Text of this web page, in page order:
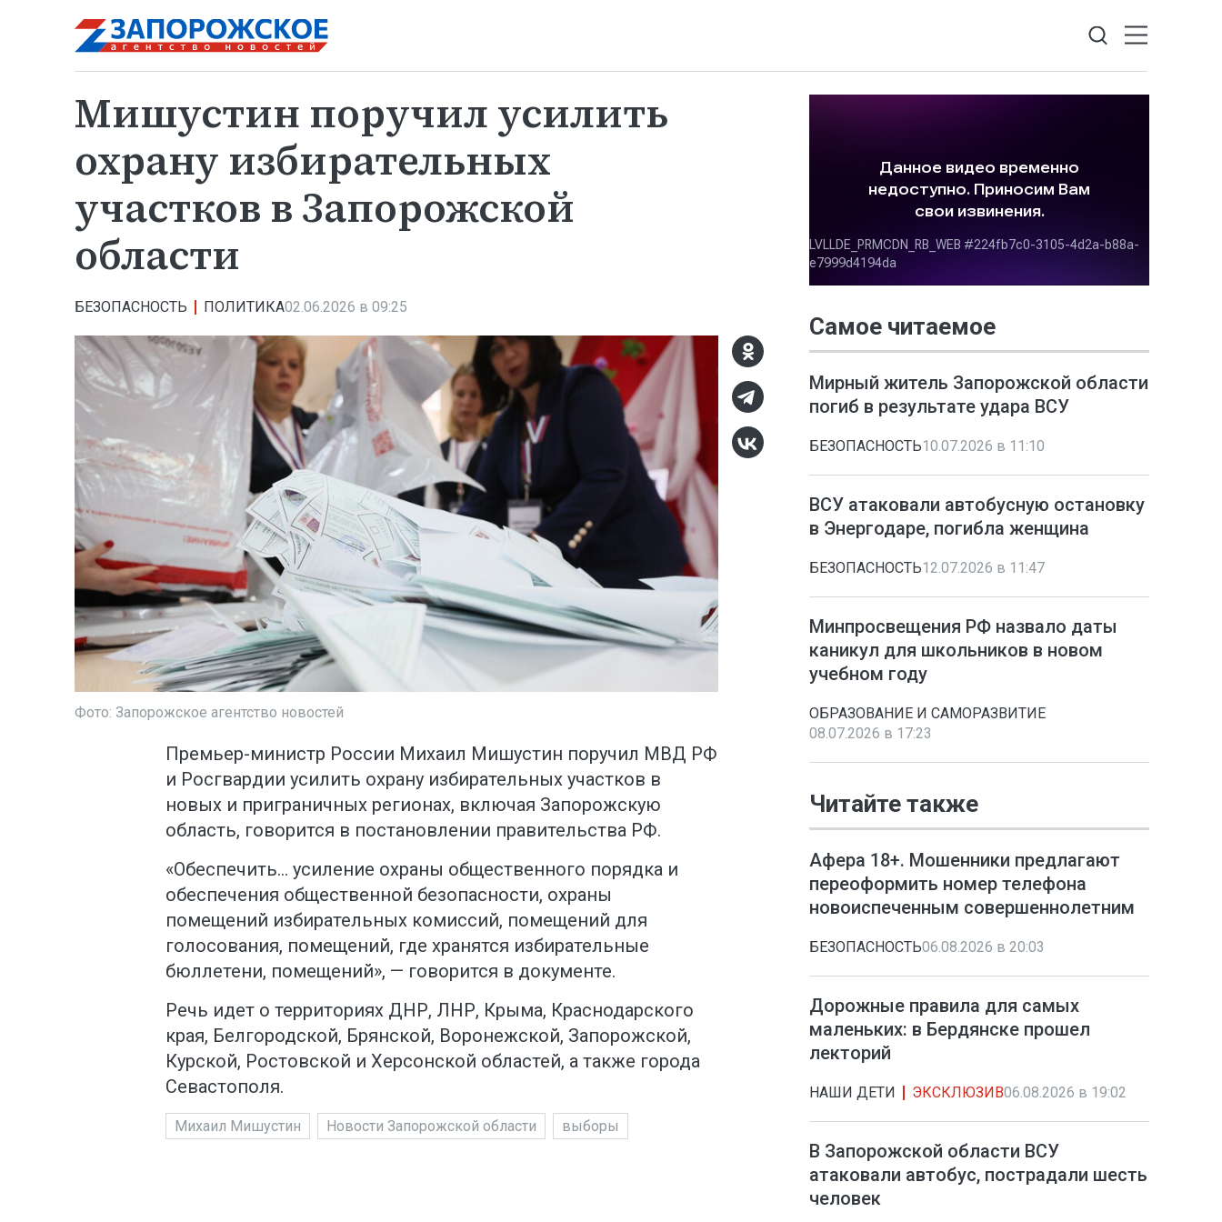
Мишустин поручил усилить
охрану избирательных
участков в Запорожской
области
БЕЗОПАСНОСТЬ ПОЛИТИКА02.06.2026 в 09:25
Фото: Запорожское агентство новостей
Премьер-министр России Михаил Мишустин поручил МВД РФ
и Росгвардии усилить охрану избирательных участков в
новых и приграничных регионах, включая Запорожскую
область, говорится в постановлении правительства РФ.
«Обеспечить… усиление охраны общественного порядка и
обеспечения общественной безопасности, охраны
помещений избирательных комиссий, помещений для
голосования, помещений, где хранятся избирательные
бюллетени, помещений», — говорится в документе.
Речь идет о территориях ДНР, ЛНР, Крыма, Краснодарского
края, Белгородской, Брянской, Воронежской, Запорожской,
Курской, Ростовской и Херсонской областей, а также города
Севастополя.
Михаил Мишустин Новости Запорожской области выборы
Самое читаемое
Мирный житель Запорожской области
погиб в результате удара ВСУ
БЕЗОПАСНОСТЬ10.07.2026 в 11:10
ВСУ атаковали автобусную остановку
в Энергодаре, погибла женщина
БЕЗОПАСНОСТЬ12.07.2026 в 11:47
Минпросвещения РФ назвало даты
каникул для школьников в новом
учебном году
ОБРАЗОВАНИЕ И САМОРАЗВИТИЕ
08.07.2026 в 17:23
Читайте также
Афера 18+. Мошенники предлагают
переоформить номер телефона
новоиспеченным совершеннолетним
БЕЗОПАСНОСТЬ06.08.2026 в 20:03
Дорожные правила для самых
маленьких: в Бердянске прошел
лекторий
НАШИ ДЕТИ ЭКСКЛЮЗИВ06.08.2026 в 19:02
В Запорожской области ВСУ
атаковали автобус, пострадали шесть
человек